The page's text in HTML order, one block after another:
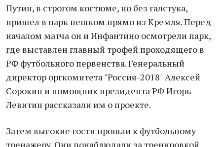
Путин, в строгом костюме, но без галстука,
пришел в парк пешком прямо из Кремля. Перед
началом матча он и Инфантино осмотрели парк,
где выставлен главный трофей проходящего в
РФ футбольного первенства. Генеральный
директор оргкомитета "Россия-2018" Алексей
Сорокин и помощник президента РФ Игорь
Левитин рассказали им о проекте.
Затем высокие гости прошли к футбольному
тренажеру. Они понаблюдали за тренировкой